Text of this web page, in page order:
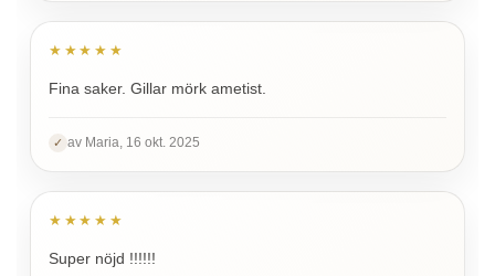
★★★★★
Fina saker. Gillar mörk ametist.
✓ av Maria, 16 okt. 2025
★★★★★
Super nöjd !!!!!!